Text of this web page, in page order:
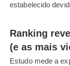
estabelecido
Ranking
(e as mais
Estudo mede a